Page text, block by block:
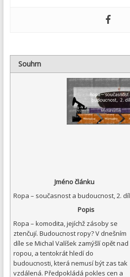
Souhrn
Jméno článku
Ropa – současnost a budoucnost, 2. díl
Popis
Ropa – komodita, jejíchž zásoby se
ztenčují. Budoucnost ropy? V dnešním
díle se Michal Valíšek zamýšlí opět nad
ropou, a tentokrát hledí do
budoucnosti, která nemusí být zas tak
vzdálená. Předpokládá pokles cen a